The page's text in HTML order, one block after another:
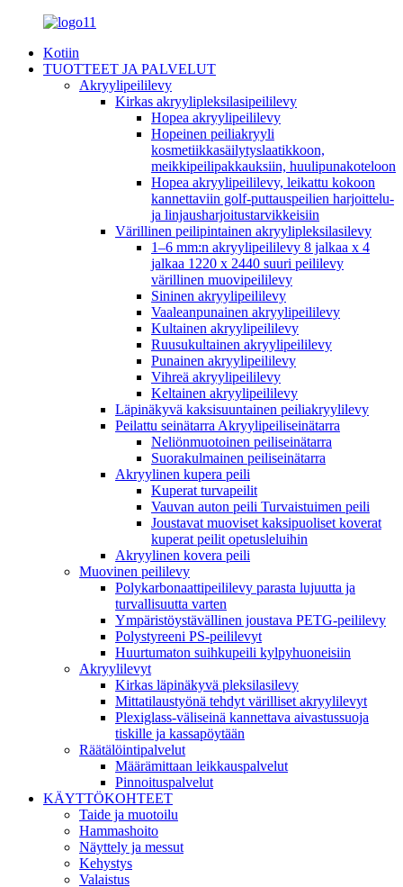
Kotiin
TUOTTEET JA PALVELUT
Akryylipeililevy
Kirkas akryylipleksilasipeililevy
Hopea akryylipeililevy
Hopeinen peiliakryyli
kosmetiikkasäilytyslaatikkoon,
meikkipeilipakkauksiin, huulipunakoteloon
Hopea akryylipeililevy, leikattu kokoon
kannettaviin golf-puttauspeilien harjoittelu-
ja linjausharjoitustarvikkeisiin
Värillinen peilipintainen akryylipleksilasilevy
1–6 mm:n akryylipeililevy 8 jalkaa x 4
jalkaa 1220 x 2440 suuri peililevy
värillinen muovipeililevy
Sininen akryylipeililevy
Vaaleanpunainen akryylipeililevy
Kultainen akryylipeililevy
Ruusukultainen akryylipeililevy
Punainen akryylipeililevy
Vihreä akryylipeililevy
Keltainen akryylipeililevy
Läpinäkyvä kaksisuuntainen peiliakryylilevy
Peilattu seinätarra Akryylipeiliseinätarra
Neliönmuotoinen peiliseinätarra
Suorakulmainen peiliseinätarra
Akryylinen kupera peili
Kuperat turvapeilit
Vauvan auton peili Turvaistuimen peili
Joustavat muoviset kaksipuoliset koverat
kuperat peilit opetusleluihin
Akryylinen kovera peili
Muovinen peililevy
Polykarbonaattipeililevy parasta lujuutta ja
turvallisuutta varten
Ympäristöystävällinen joustava PETG-peililevy
Polystyreeni PS-peililevyt
Huurtumaton suihkupeili kylpyhuoneisiin
Akryylilevyt
Kirkas läpinäkyvä pleksilasilevy
Mittatilaustyönä tehdyt värilliset akryylilevyt
Plexiglass-väliseinä kannettava aivastussuoja
tiskille ja kassapöytään
Räätälöintipalvelut
Määrämittaan leikkauspalvelut
Pinnoituspalvelut
KÄYTTÖKOHTEET
Taide ja muotoilu
Hammashoito
Näyttely ja messut
Kehystys
Valaistus